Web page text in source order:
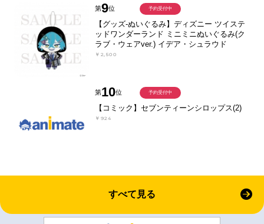
第9位
【グッズ-ぬいぐるみ】ディズニー ツイステ
ッドワンダーランド ミニミニぬいぐるみ(ク
ラブ・ウェアver.) イデア・シュラウド
￥2,500
予約受付中
第10位
【コミック】セブンティーンシロップス(2)
￥924
予約受付中
すべて見る